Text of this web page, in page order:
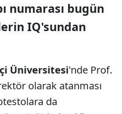
numarası bugün
IQ'sundan
Üniversitesi'nde Prof.
olarak atanması
da